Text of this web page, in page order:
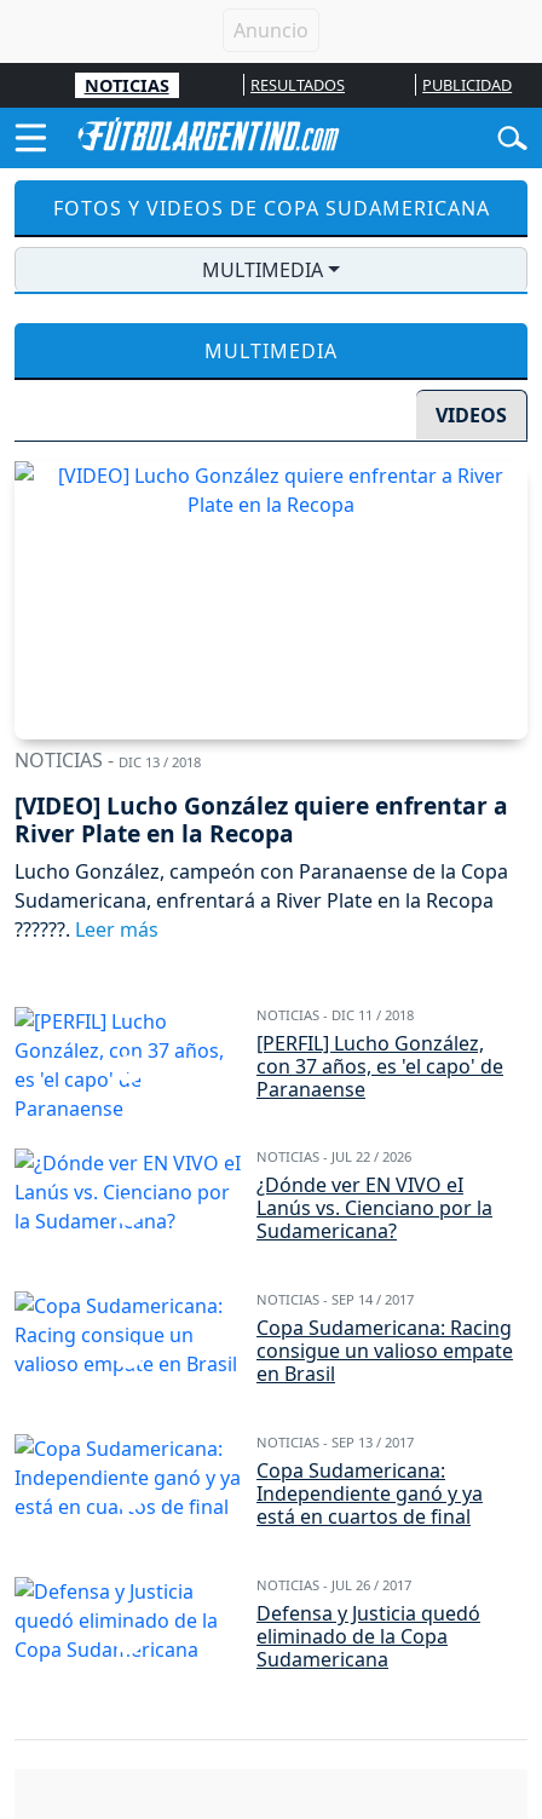
NOTICIAS RESULTADOS PUBLICIDAD
FOTOS Y VIDEOS DE COPA SUDAMERICANA
MULTIMEDIA
MULTIMEDIA
VIDEOS
NOTICIAS - DIC 13 / 2018
[VIDEO] Lucho González quiere enfrentar a
River Plate en la Recopa
Lucho González, campeón con Paranaense de la Copa
Sudamericana, enfrentará a River Plate en la Recopa
??????.
NOTICIAS - DIC 11 / 2018
[PERFIL] Lucho González,
con 37 años, es 'el capo' de
Paranaense
NOTICIAS - JUL 22 / 2026
¿Dónde ver EN VIVO eI
Lanús vs. Cienciano por la
Sudamericana?
NOTICIAS - SEP 14 / 2017
Copa Sudamericana: Racing
consigue un valioso empate
en Brasil
NOTICIAS - SEP 13 / 2017
Copa Sudamericana:
Independiente ganó y ya
está en cuartos de final
NOTICIAS - JUL 26 / 2017
Defensa y Justicia quedó
eliminado de la Copa
Sudamericana